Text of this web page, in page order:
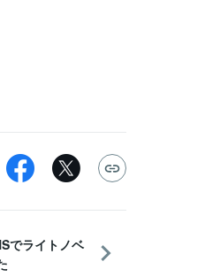
でライトノベ